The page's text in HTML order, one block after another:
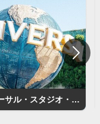
ユニバーサル・スタジオ・ジャパン（USJ）